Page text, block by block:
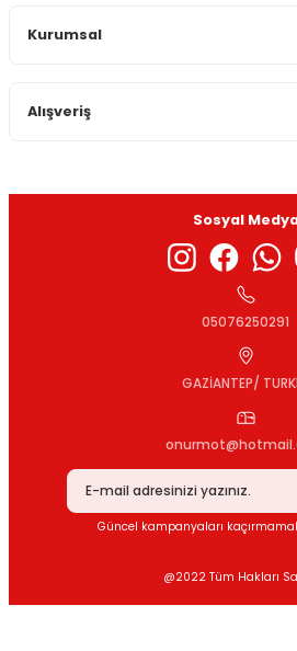
Ürün bilgilerinde hatalar bulunuyor.
Gönder
Kurumsal
Alışveriş
Sosyal
05076250291
GAZİANTEP/
Güncel kampanyaları
@2022 Tüm Hakları